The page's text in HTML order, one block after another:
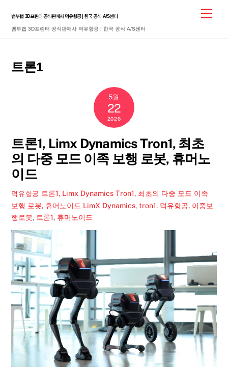
content
뱀부랩 3D프린터 공식판매사 덕유항공 | 한국 공식 A/S센터
뱀부랩 3D프린터 공식판매사 덕유항공 | 한국 공식 A/S센터
트론1
5월
22
2026
트론1, Limx Dynamics Tron1, 최초
의 다중 모드 이족 보행 로봇, 휴머노
이드
덕유항공 트론1, Limx Dynamics Tron1, 최초의 다중 모드 이족
보행 로봇, 휴머노이드 LimX Dynamics,tron1, 덕유항공, 이중보
행로봇, 트론1, 휴머노이드